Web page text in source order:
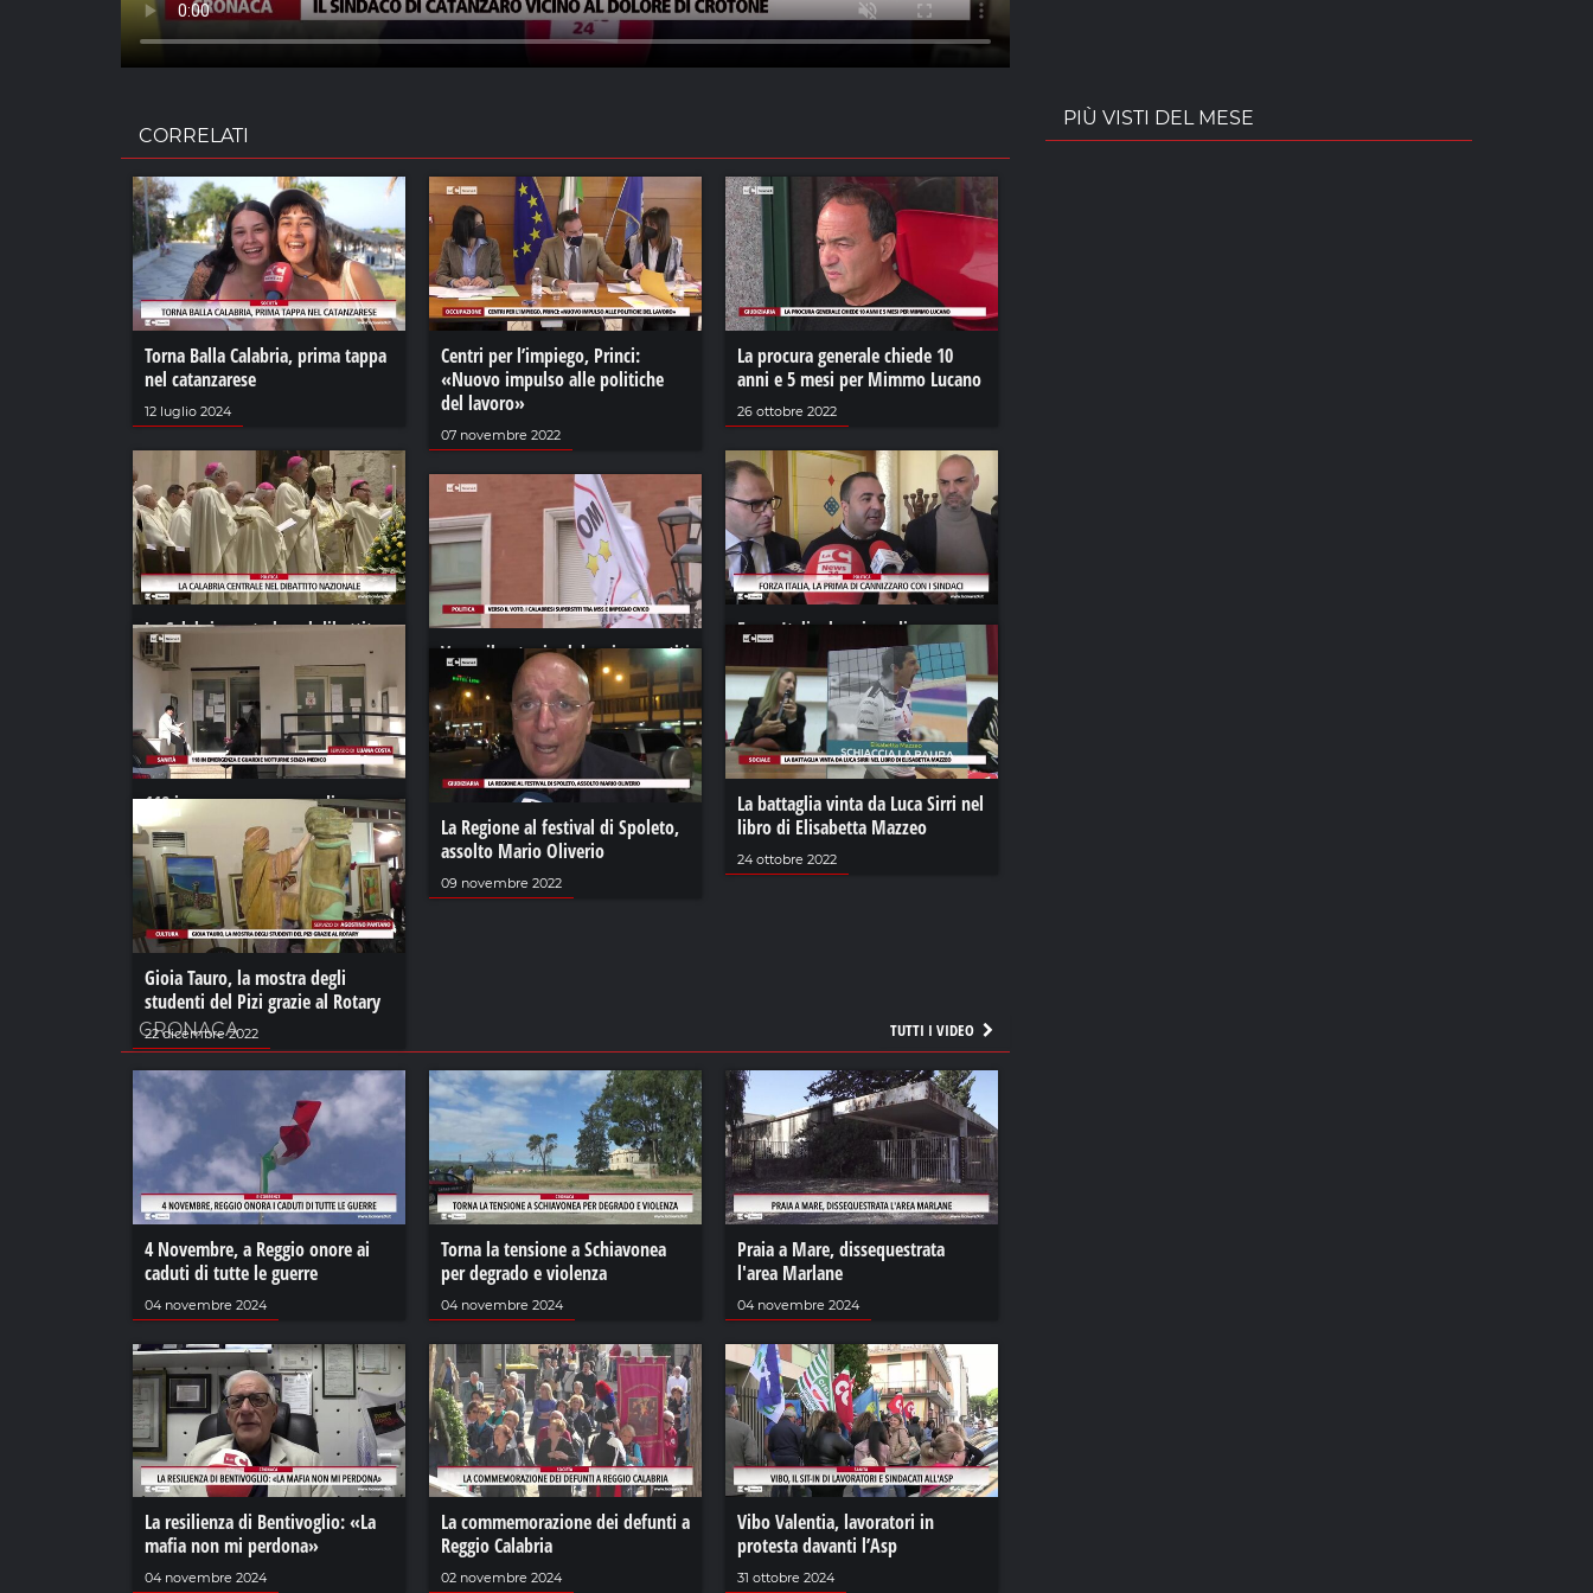
CORRELATI
Torna Balla Calabria, prima tappa
nel catanzarese
12 luglio 2024
Centri per l’impiego, Princi:
«Nuovo impulso alle politiche
del lavoro»
07 novembre 2022
La procura generale chiede 10
anni e 5 mesi per Mimmo Lucano
26 ottobre 2022
La Calabria centrale nel dibattito
nazionale
29 agosto 2024
Forza Italia, la prima di
Cannizzaro con i sindaci
16 dicembre 2023
Verso il voto, i calabresi superstiti
tra M5s e Impegno civico
02 agosto 2022
118 in emergenza e guardie
notturne senza medico
31 dicembre 2022
La battaglia vinta da Luca Sirri nel
libro di Elisabetta Mazzeo
24 ottobre 2022
La Regione al festival di Spoleto,
assolto Mario Oliverio
09 novembre 2022
Gioia Tauro, la mostra degli
studenti del Pizi grazie al Rotary
22 dicembre 2022 TUTTI I VIDEO
CRONACA
4 Novembre, a Reggio onore ai
caduti di tutte le guerre
04 novembre 2024
Torna la tensione a Schiavonea
per degrado e violenza
04 novembre 2024
Praia a Mare, dissequestrata
l'area Marlane
04 novembre 2024
La resilienza di Bentivoglio: «La
mafia non mi perdona»
04 novembre 2024
La commemorazione dei defunti a
Reggio Calabria
02 novembre 2024
Vibo Valentia, lavoratori in
protesta davanti l’Asp
31 ottobre 2024
PIÙ VISTI DEL MESE